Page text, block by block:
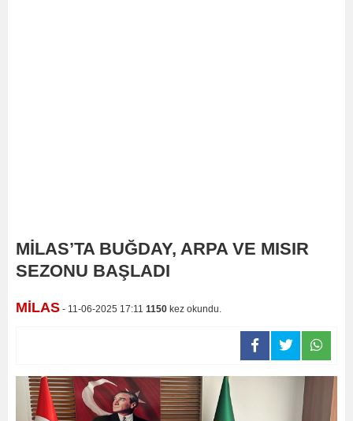
MİLAS’TA BUĞDAY, ARPA VE MISIR
SEZONU BAŞLADI
MİLAS - 11-06-2025 17:11 1150 kez okundu.